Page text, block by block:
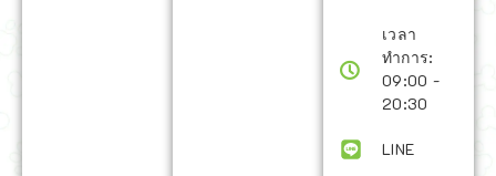
เวลา
ทำการ:
09:00 -
20:30
LINE